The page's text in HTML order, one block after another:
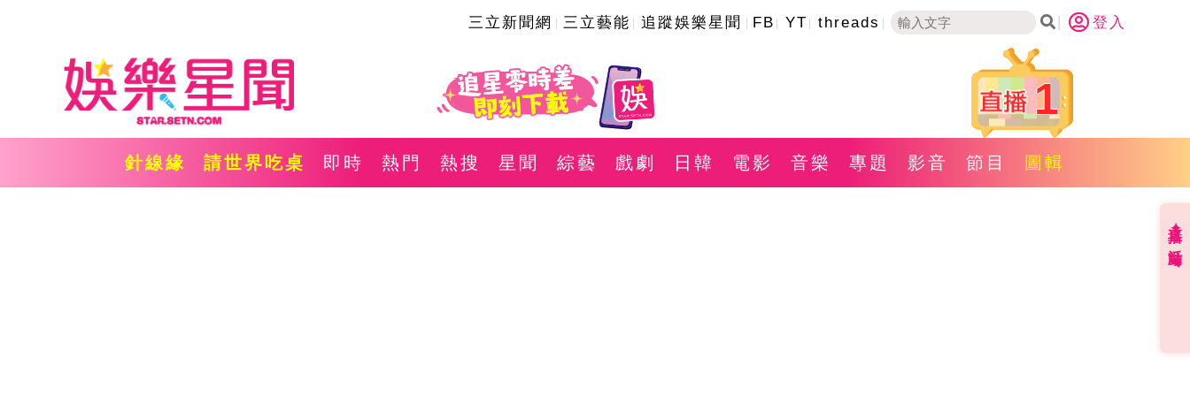
三立新聞網 三立藝能 追蹤娛樂星聞 FB YT threads 登入
1
針線緣 請世界吃桌 即時 熱門 熱搜 星聞 綜藝 戲劇 日韓 電影 音樂 專題 影音 節目 圖輯
直播✦活動